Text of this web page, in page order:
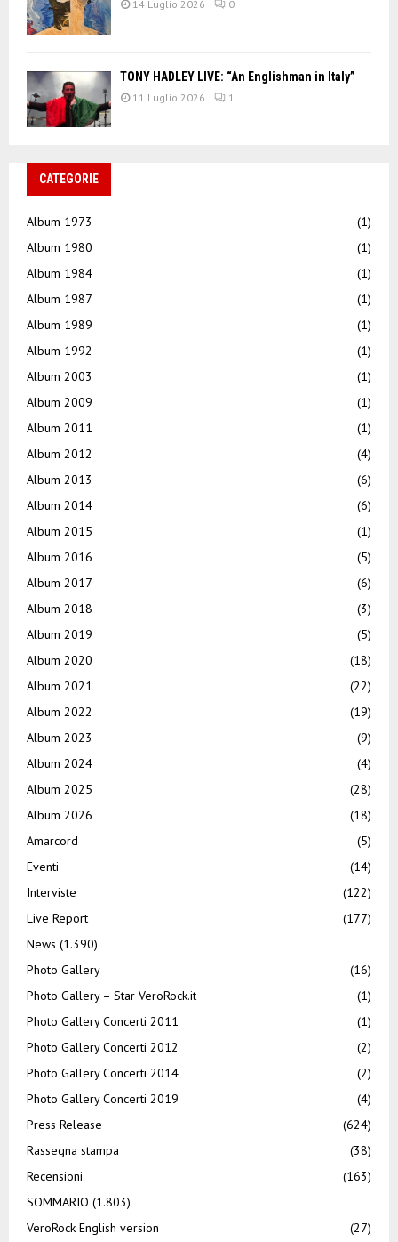
14 Luglio 2026 0
TONY HADLEY LIVE: “An Englishman in Italy”
11 Luglio 2026 1
CATEGORIE
Album 1973
(1)
Album 1980
(1)
Album 1984
(1)
Album 1987
(1)
Album 1989
(1)
Album 1992
(1)
Album 2003
(1)
Album 2009
(1)
Album 2011
(1)
Album 2012
(4)
Album 2013
(6)
Album 2014
(6)
Album 2015
(1)
Album 2016
(5)
Album 2017
(6)
Album 2018
(3)
Album 2019
(5)
Album 2020
(18)
Album 2021
(22)
Album 2022
(19)
Album 2023
(9)
Album 2024
(4)
Album 2025
(28)
Album 2026
(18)
Amarcord
(5)
Eventi
(14)
Interviste
(122)
Live Report
(177)
News (1.390)
Photo Gallery
(16)
Photo Gallery – Star VeroRock.it
(1)
Photo Gallery Concerti 2011
(1)
Photo Gallery Concerti 2012
(2)
Photo Gallery Concerti 2014
(2)
Photo Gallery Concerti 2019
(4)
Press Release
(624)
Rassegna stampa
(38)
Recensioni
(163)
SOMMARIO (1.803)
VeroRock English version
(27)